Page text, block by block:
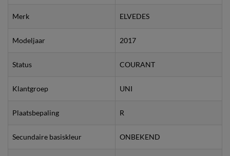
Merk ELVEDES
Modeljaar 2017
Status COURANT
Klantgroep UNI
Plaatsbepaling R
Secundaire basiskleur ONBEKEND